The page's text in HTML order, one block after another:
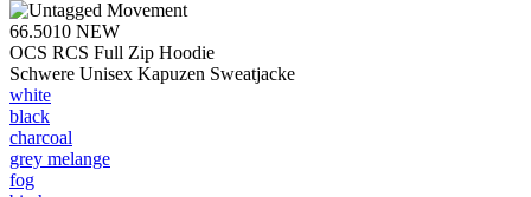
66.5010 NEW
OCS RCS Full Zip Hoodie
Schwere Unisex Kapuzen Sweatjacke
white
black
charcoal
grey melange
fog